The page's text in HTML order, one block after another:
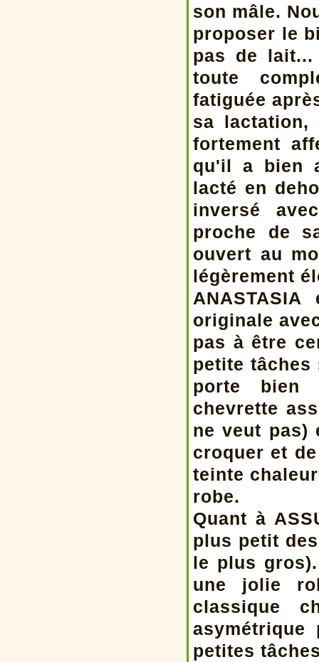
son mâle.
proposer le
pas de
toute
fatiguée
sa lactation,
fortement
qu'il a bien
lacté en
inversé
proche de
ouvert au
légèrement
originale
pas à être
petite
porte bien
chevrette
ne veut pas)
croquer et
teinte
robe.
Quant à
plus petit
le plus
une jolie
classique
petites